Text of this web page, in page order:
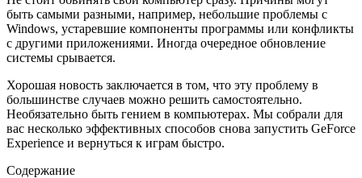
быть самыми разными, например, небольшие проблемы с
Windows, устаревшие компоненты программы или конфликты
с другими приложениями. Иногда очередное обновление
системы срывается.
Хорошая новость заключается в том, что эту проблему в
большинстве случаев можно решить самостоятельно.
Необязательно быть гением в компьютерах. Мы собрали для
вас несколько эффективных способов снова запустить GeForce
Experience и вернуться к играм быстро.
Содержание